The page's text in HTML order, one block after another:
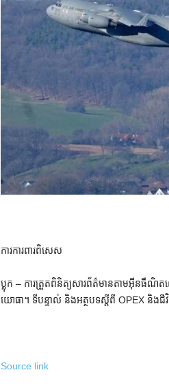
ការការពារពិសេស
ប្លុក – ការត្រួតពិនិត្យសារព័ត៌មានតាមអ៊ីនធឺណិតល
យោធា។ ទីបន្ទាល់ និងអត្ថបទស្តីពី OPEX និងជី
Source link